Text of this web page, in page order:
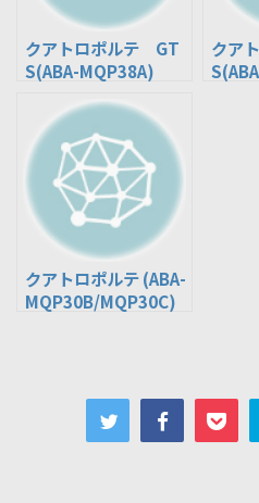
クアトロポルテ GT
S(ABA-MQP38A)
クア
クアトロポルテ (ABA-
MQP30B/MQP30C)